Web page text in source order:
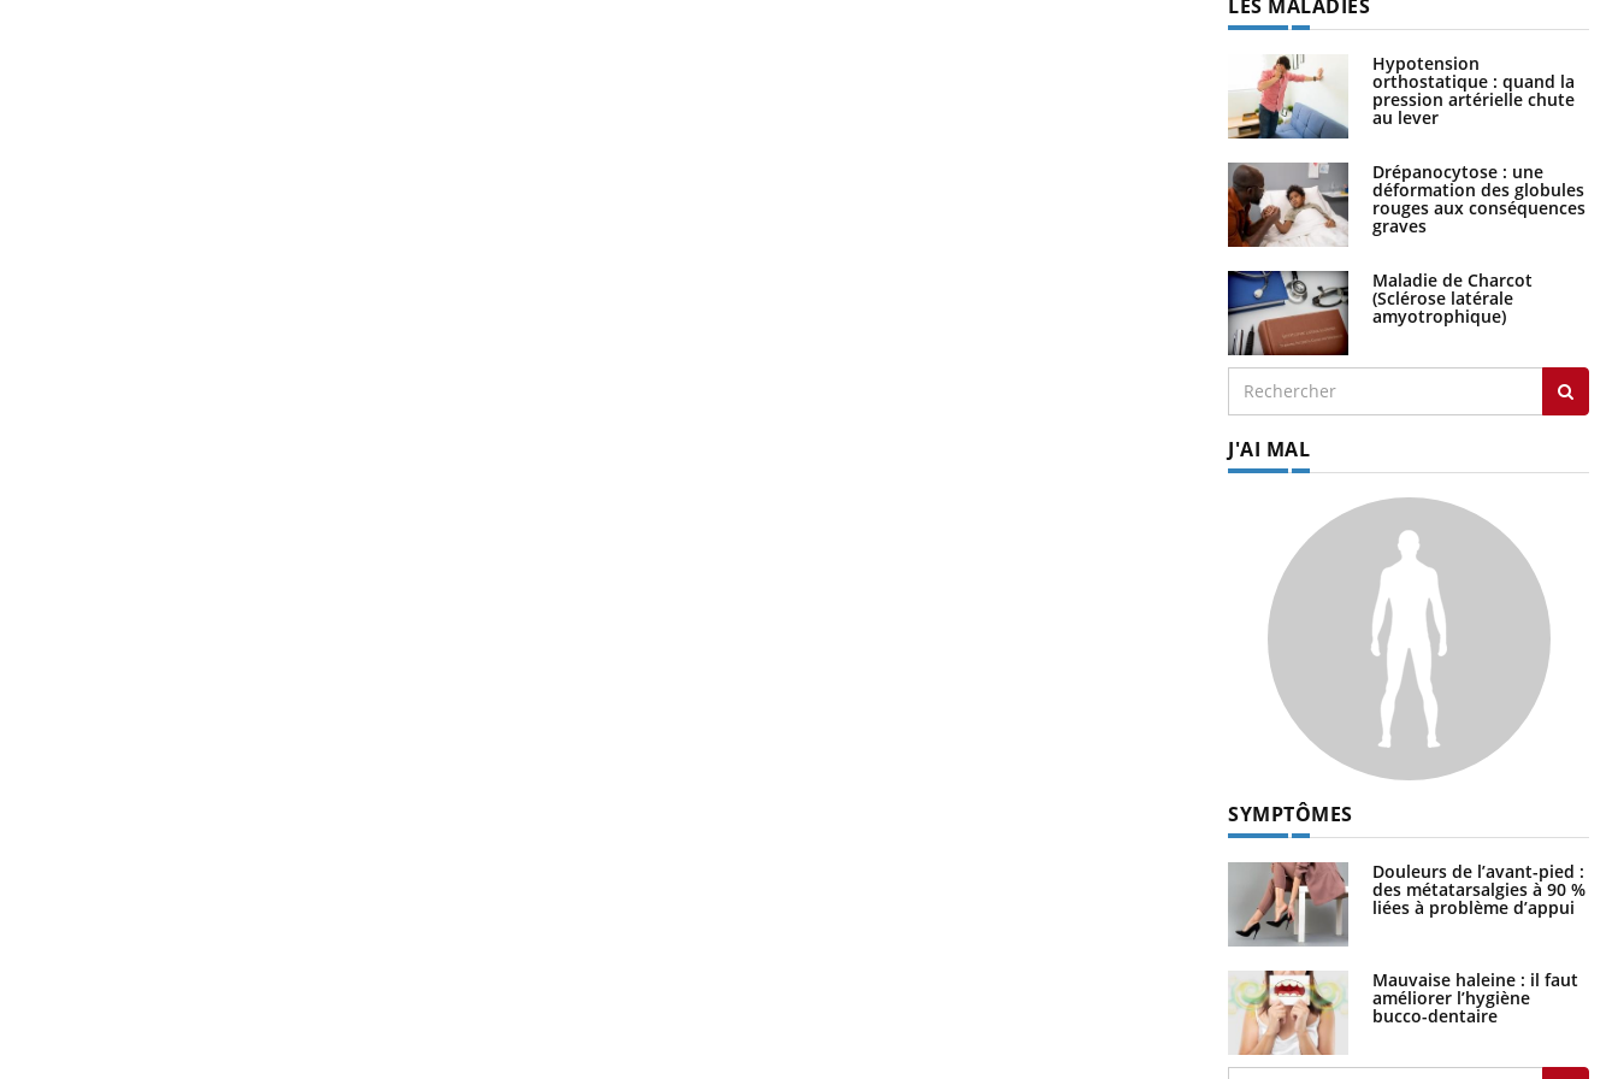
LES MALADIES
Hypotension
orthostatique : quand la
pression artérielle chute
au lever
Drépanocytose : une
déformation des globules
rouges aux conséquences
graves
Maladie de Charcot
(Sclérose latérale
amyotrophique)
J'AI MAL
SYMPTÔMES
Douleurs de l’avant-pied :
des métatarsalgies à 90 %
liées à problème d’appui
Mauvaise haleine : il faut
améliorer l’hygiène
bucco-dentaire